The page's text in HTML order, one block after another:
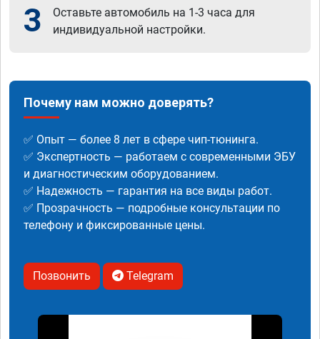
3
Оставьте автомобиль на 1-3 часа для
индивидуальной настройки.
Почему нам можно доверять?
✅ Опыт — более 8 лет в сфере чип-тюнинга.
✅ Экспертность — работаем с современными ЭБУ
и диагностическим оборудованием.
✅ Надежность — гарантия на все виды работ.
✅ Прозрачность — подробные консультации по
телефону и фиксированные цены.
Позвонить Telegram